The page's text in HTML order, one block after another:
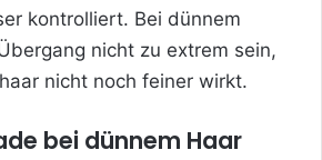
kontrolliert. Bei dünnem
nicht zu extrem sein,
nicht noch feiner wirkt.
bei dünnem Haar